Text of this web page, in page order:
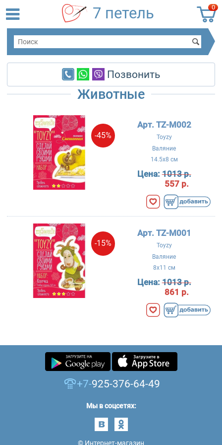
0
7 петель
Позвонить
Животные
-45%
Арт. TZ-M002
Toyzy
Валяние
14.5x8 см
Цена:1013 р.
557 р.
-15%
Арт. TZ-M001
Toyzy
Валяние
8x11 см
Цена:1013 р.
861 р.
+7-925-376-64-49
Мы в соцсетях:
© Интернет-магазин